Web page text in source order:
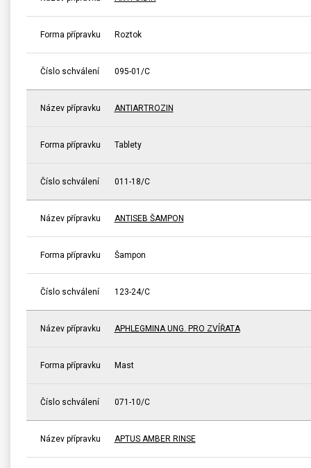
Forma přípravku Roztok
Číslo schválení 095-01/C
Název přípravku ANTIARTROZIN
Forma přípravku Tablety
Číslo schválení 011-18/C
Název přípravku ANTISEB ŠAMPON
Forma přípravku Šampon
Číslo schválení 123-24/C
Název přípravku APHLEGMINA UNG. PRO ZVÍŘATA
Forma přípravku Mast
Číslo schválení 071-10/C
Název přípravku APTUS AMBER RINSE